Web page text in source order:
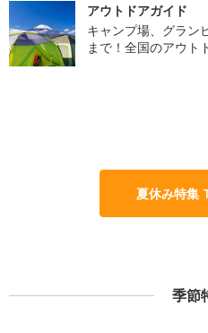
アウトドアガイド
キャンプ場、グラン
まで！全国のアウト
夏休み特集
季節